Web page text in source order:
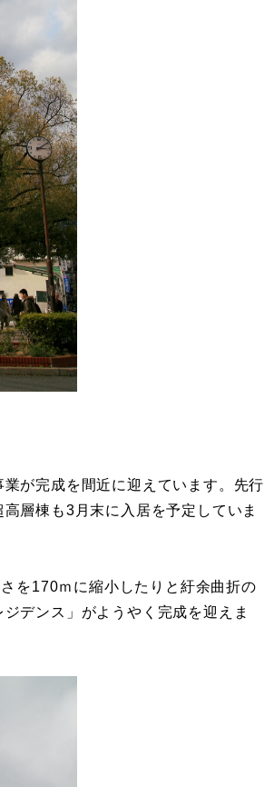
が完成を間近に迎えています。先行
層棟も3月末に入居を予定していま
を170ｍに縮小したりと紆余曲折の
デンス」がようやく完成を迎えま